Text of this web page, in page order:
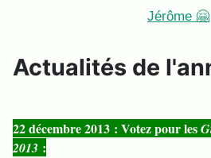
Jérôme 🤗
Actualités de
22 décembre 2013 : Votez pour les
2013 :